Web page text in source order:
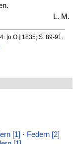
L. M.
[o.O.] 1835, S. 89-91.
[1] · Federn [2]